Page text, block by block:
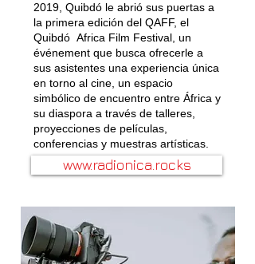
2019, Quibdó le abrió sus puertas a
la primera edición del QAFF, el
Quibdó Africa Film Festival, un
événement que busca ofrecerle a
sus asistentes una experiencia única
en torno al cine, un espacio
simbólico de encuentro entre África y
su diaspora a través de talleres,
proyecciones de películas,
conferencias y muestras artísticas.
www.radionica.rocks